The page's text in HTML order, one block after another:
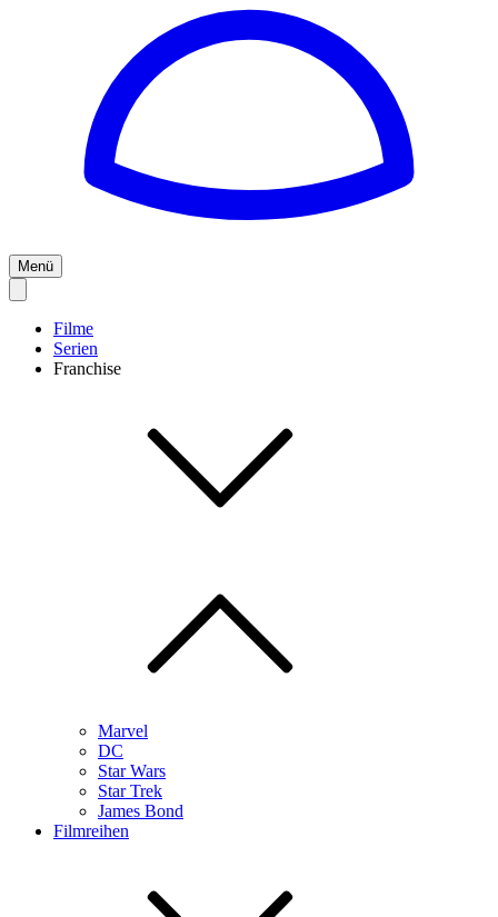
Menü
Filme
Serien
Franchise
Marvel
DC
Star Wars
Star Trek
James Bond
Filmreihen